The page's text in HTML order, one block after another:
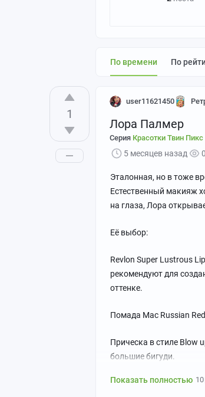
По времени По
1
user11621450
Лора Палмер
Серия Красотки Твин Пикс
5 месяцев назад 0
Эталонная, но в тоже
Естественный макияж
на глаза, Лора
Её выбор:
Revlon Super Lustrous
рекомендуют для
оттенке.
Помада Mac Russian
Прическа в стиле Blow
большие бигуди.
Показать полностью 10